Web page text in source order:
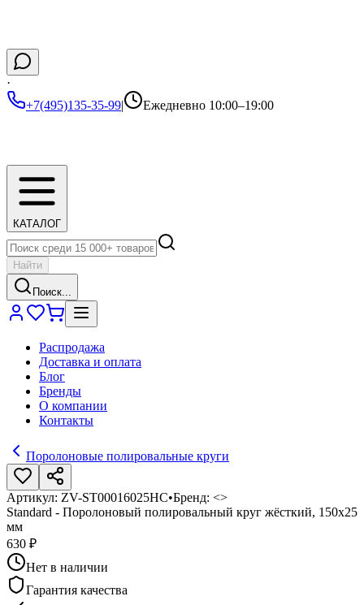
·
+7(495)135-35-99| Ежедневно 10:00–19:00
КАТАЛОГ
Найти
Поиск...
Распродажа
Доставка и оплата
Блог
Бренды
О компании
Контакты
Поролоновые полировальные круги
Артикул: ZV-ST00016025HC•Бренд: <>
Standard - Поролоновый полировальный круг жёсткий, 150х25
мм
630 ₽
Нет в наличии
Гарантия качества